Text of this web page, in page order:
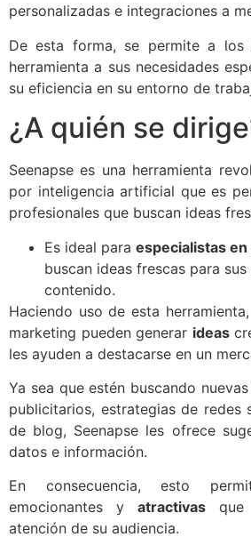
personalizadas e integraciones a
De esta forma, se permite a los
herramienta a sus necesidades
su eficiencia en su entorno de
¿A quién se
Seenapse es una herramienta
por inteligencia artificial que es
profesionales que buscan ideas
Es ideal para especialistas
buscan ideas frescas para
contenido.
Haciendo uso de esta
marketing pueden generar ideas
les ayuden a destacarse en un
Ya sea que estén buscando
publicitarios, estrategias de redes
de blog, Seenapse les ofrece
datos e información.
En consecuencia, esto
emocionantes y atractivas que
atención de su audiencia.